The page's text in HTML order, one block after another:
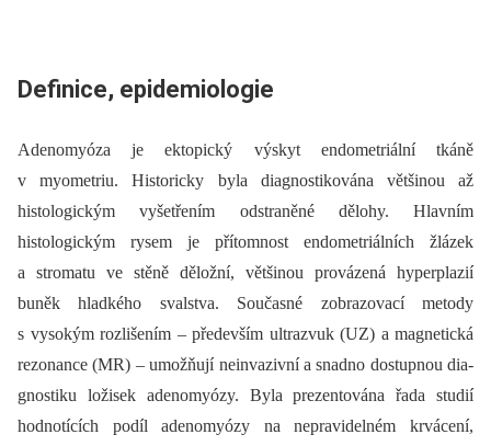
Definice, epidemiologie
Adenomyóza je ektopický výskyt endometriální tkáně
v myometriu. Historicky byla dia­gnostikována většinou až
histologickým vyšetřením odstraněné dělohy. Hlavním
histologickým rysem je přítomnost endometriálních žlázek
a stromatu ve stěně děložní, většinou provázená hyperplazií
buněk hladkého svalstva. Současné zobrazovací metody
s vysokým rozlišením –⁠ především ultrazvuk (UZ) a magnetická
rezonance (MR) –⁠ umožňují neinvazivní a snadno dostupnou dia­
gnostiku ložisek adenomyózy. Byla prezentována řada studií
hodnotících podíl adenomyózy na nepravidelném krvácení,